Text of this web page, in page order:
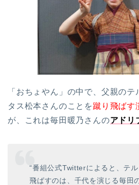
「おちょやん」の中で、父親の
タス松本さんのことを蹴り飛ばす
が、これは毎田暖乃さんのアドリ
“番組公式Twitterによると、テ
飛ばすのは、千代を演じる毎田